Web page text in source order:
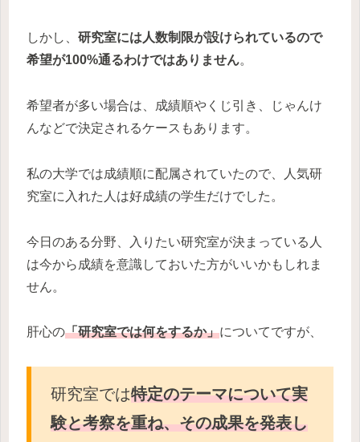
しかし、 研究室には人数制限が設けられているので
希望が100%通るわけではありません。
希望者が多い場合は、成績順やくじ引き、じゃんけ
んなどで決定されるケースもあります。
私の大学では成績順に配属されていたので、人気研
究室に入れた人は好成績の学生だけでした。
今日のある分野、入りたい研究室が決まっている人
は今から成績を意識しておいた方がいいかもしれま
せん。
肝心の「研究室では何をするか」についてですが、
研究室では特定のテーマについて実
験と考察を重ね、その成果を発表し